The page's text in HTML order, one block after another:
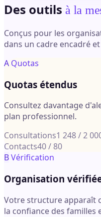
Des outils à la
Conçus pour les
dans un cadre encadré
A Quotas
Quotas étendus
Consultez davantage
plan professionnel.
Consultations1 248 / 2
Contacts40 / 80
BVérification
Organisation
Votre structure apparaît
la confiance des familles